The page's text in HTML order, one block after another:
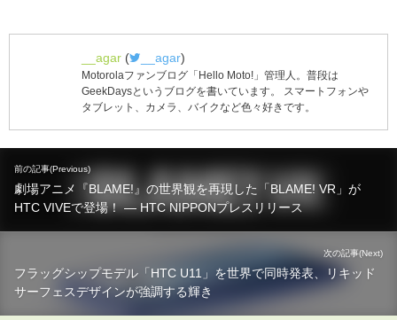
__agar ( __agar)
Motorolaファンブログ「Hello Moto!」管理人。普段は
GeekDaysというブログを書いています。 スマートフォンや
タブレット、カメラ、バイクなど色々好きです。
前の記事(Previous)
劇場アニメ『BLAME!』の世界観を再現した「BLAME! VR」が
HTC VIVEで登場！ ― HTC NIPPONプレスリリース
次の記事(Next)
フラッグシップモデル「HTC U11」を世界で同時発表、リキッド
サーフェスデザインが強調する輝き